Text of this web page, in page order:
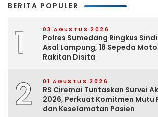
BERITA POPULER
1 03 AGUSTUS 2026
Polres Sumedang Ringkus
Asal Lampung, 18 Sepeda
Rakitan Disita
2 01 AGUSTUS 2026
RS Ciremai Tuntaskan Survei
2026, Perkuat Komitmen Mutu
dan Keselamatan Pasien